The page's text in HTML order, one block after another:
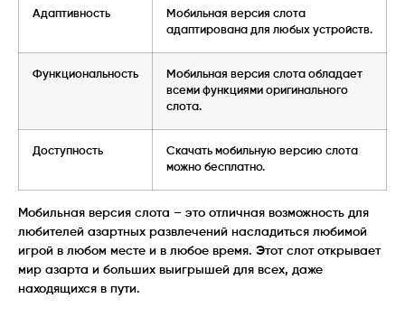
Адаптивность
Мобильная версия слота
адаптирована для любых устройств.
Функциональность
Мобильная версия слота обладает
всеми функциями оригинального
слота.
Доступность
Скачать мобильную версию слота
можно бесплатно.
Мобильная версия слота – это отличная возможность для
любителей азартных развлечений насладиться любимой
игрой в любом месте и в любое время. Этот слот открывает
мир азарта и больших выигрышей для всех, даже
находящихся в пути.